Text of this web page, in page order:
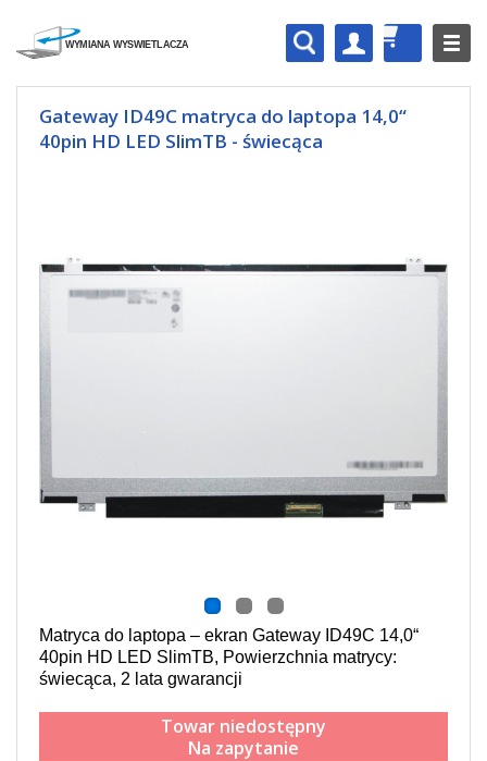
Gateway ID49C matryca do laptopa 14,0“
40pin HD LED SlimTB - świecąca
Matryca do laptopa – ekran Gateway ID49C 14,0“
40pin HD LED SlimTB, Powierzchnia matrycy:
świecąca, 2 lata gwarancji
Towar niedostępny
Na zapytanie